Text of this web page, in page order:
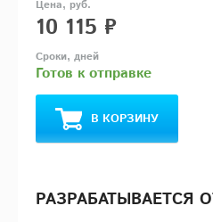
10 115 ₽
Готов к отправке
В КОРЗИНУ
РАЗРАБАТЫВАЕТСЯ